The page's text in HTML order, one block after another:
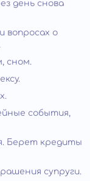
день снова
вопросах о
сном.
события,
Берет кредиты
супруги.